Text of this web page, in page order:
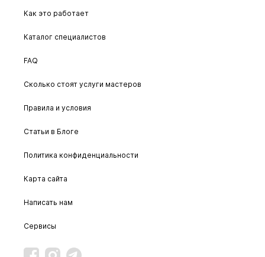
Как это работает
Каталог специалистов
FAQ
Сколько стоят услуги мастеров
Правила и условия
Статьи в Блоге
Политика конфиденциальности
Карта сайта
Написать нам
Сервисы